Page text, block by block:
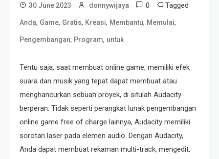
30 June 2023 donnywijaya 0 Tagged
Anda, Game, Gratis, Kreasi, Membantu, Memulai,
Pengembangan, Program, untuk
Tentu saja, saat membuat online game, memiliki efek
suara dan musik yang tepat dapat membuat atau
menghancurkan sebuah proyek, di situlah Audacity
berperan. Tidak seperti perangkat lunak pengembangan
online game free of charge lainnya, Audacity memiliki
sorotan laser pada elemen audio. Dengan Audacity,
Anda dapat membuat rekaman multi-track, mengedit,